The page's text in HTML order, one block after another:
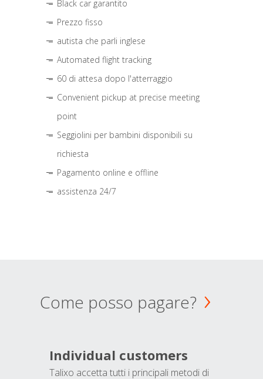
Black car garantito
Prezzo fisso
autista che parli inglese
Automated flight tracking
60 di attesa dopo l'atterraggio
Convenient pickup at precise meeting
point
Seggiolini per bambini disponibili su
richiesta
Pagamento online e offline
assistenza 24/7
Come posso pagare?
Individual customers
Talixo accetta tutti i principali metodi di